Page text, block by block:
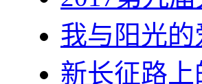
我与阳光的
新长征路